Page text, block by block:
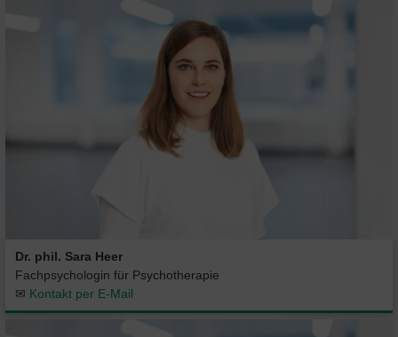
Dr. phil. Sara Heer
Fachpsychologin für Psychotherapie
✉ Kontakt per E-Mail